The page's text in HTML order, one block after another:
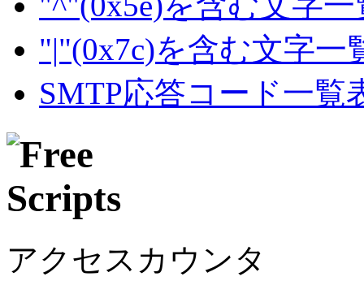
"|"(0x7c)を含む文字一
SMTP応答コード一覧
アクセスカウンタ